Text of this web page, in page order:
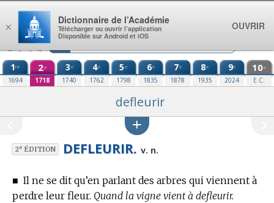
Aller au contenu
1re
1694
2e
1718
3e
1740
4e
1762
5e
1798
6e
1835
7e
1878
8e
1935
9e
2024
10e
E.C.
defleurir
2eÉDITION DEFLEURIR. v. n.
■ Il ne se dit qu’en parlant des arbres qui viennent à
perdre leur fleur. Quand la vigne vient à defleurir.
×
Dictionnaire de l’Académie
Télécharger ou ouvrir l’application
Disponible sur Android et iOS
OUVRIR